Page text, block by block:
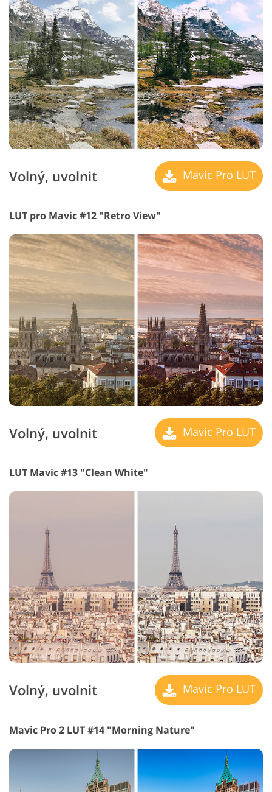
Volný, uvolnit Mavic Pro LUT
LUT pro Mavic #12 "Retro View"
Volný, uvolnit Mavic Pro LUT
LUT Mavic #13 "Clean White"
Volný, uvolnit Mavic Pro LUT
Mavic Pro 2 LUT #14 "Morning Nature"